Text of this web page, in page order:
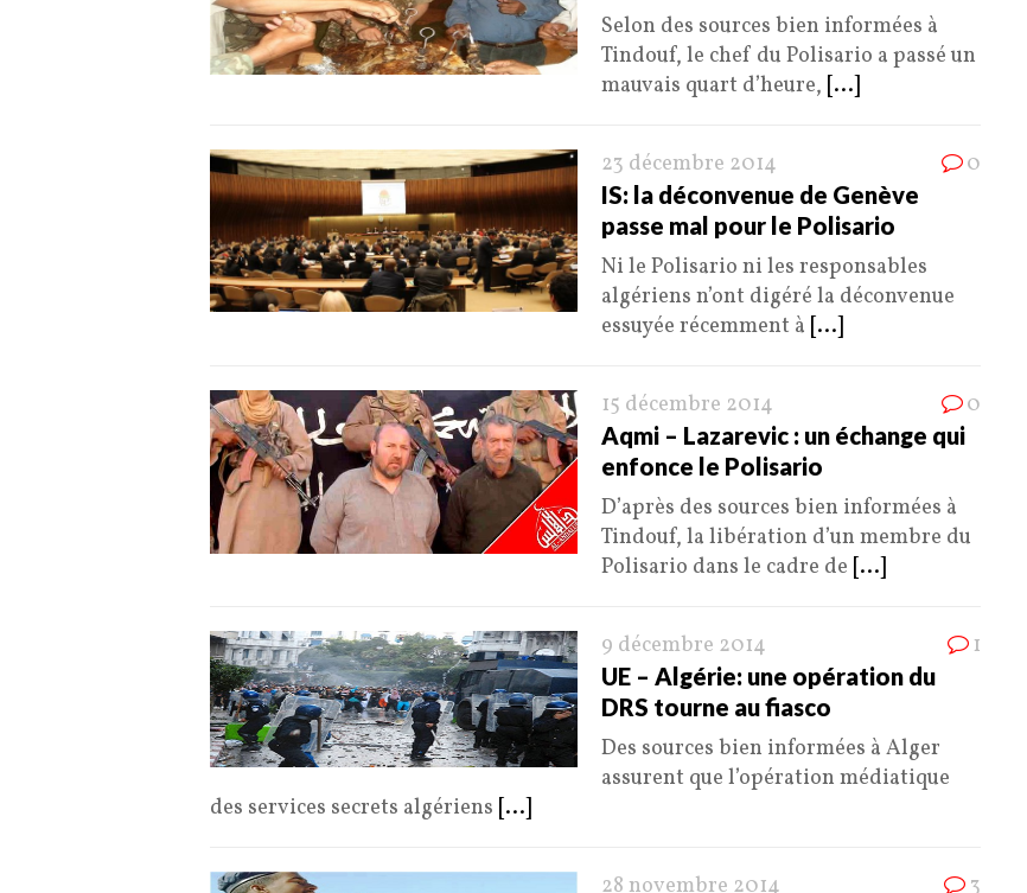
Selon des sources bien informées à
Tindouf, le chef du Polisario a passé un
mauvais quart d’heure, [...]
23 décembre 2014 0
IS: la déconvenue de Genève
passe mal pour le Polisario
Ni le Polisario ni les responsables
algériens n’ont digéré la déconvenue
essuyée récemment à [...]
15 décembre 2014 0
Aqmi – Lazarevic : un échange qui
enfonce le Polisario
D’après des sources bien informées à
Tindouf, la libération d’un membre du
Polisario dans le cadre de [...]
9 décembre 2014 1
UE – Algérie: une opération du
DRS tourne au fiasco
Des sources bien informées à Alger
assurent que l’opération médiatique
des services secrets algériens [...]
28 novembre 2014 3